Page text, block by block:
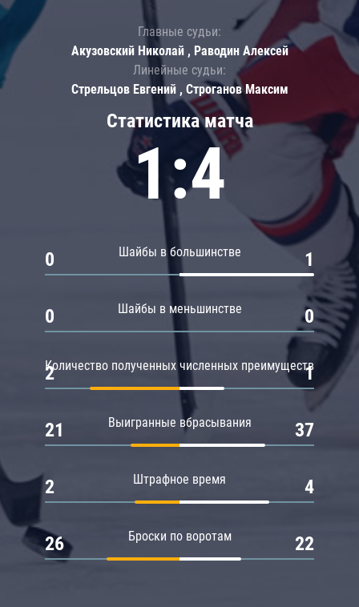
Статистика матча
1:4
Шайбы в большинстве
0 1
Шайбы в меньшинстве
0 0
Количество полученных численных преимуществ
2 1
Выигранные вбрасывания
21 37
Штрафное время
2 4
Броски по воротам
26 22
Главные судьи:
Акузовский Николай , Раводин Алексей
Линейные судьи:
Стрельцов Евгений , Строганов Максим